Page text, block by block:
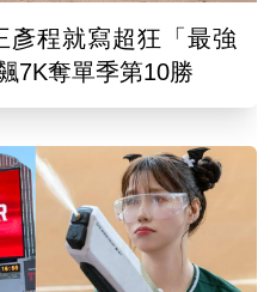
程就寫超狂「最強
7K奪單季第10勝